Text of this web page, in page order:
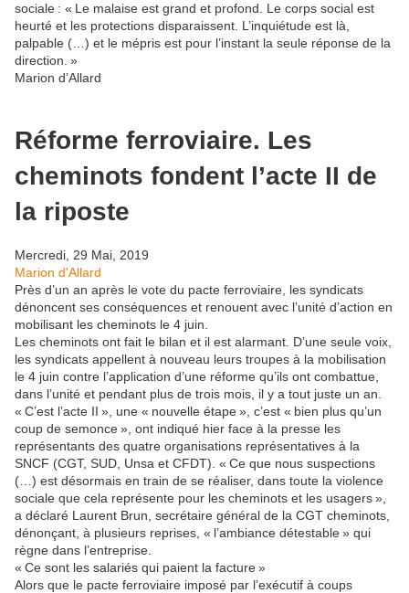
sociale : « Le malaise est grand et profond. Le corps social est
heurté et les protections disparaissent. L’inquiétude est là,
palpable (…) et le mépris est pour l’instant la seule réponse de la
direction. »
Marion d’Allard
Réforme ferroviaire. Les
cheminots fondent l’acte II de
la riposte
Mercredi, 29 Mai, 2019
Marion d'Allard
Près d’un an après le vote du pacte ferroviaire, les syndicats
dénoncent ses conséquences et renouent avec l’unité d’action en
mobilisant les cheminots le 4 juin.
Les cheminots ont fait le bilan et il est alarmant. D’une seule voix,
les syndicats appellent à nouveau leurs troupes à la mobilisation
le 4 juin contre l’application d’une réforme qu’ils ont combattue,
dans l’unité et pendant plus de trois mois, il y a tout juste un an.
« C’est l’acte II », une « nouvelle étape », c’est « bien plus qu’un
coup de semonce », ont indiqué hier face à la presse les
représentants des quatre organisations représentatives à la
SNCF (CGT, SUD, Unsa et CFDT). « Ce que nous suspections
(…) est désormais en train de se réaliser, dans toute la violence
sociale que cela représente pour les cheminots et les usagers »,
a déclaré Laurent Brun, secrétaire général de la CGT cheminots,
dénonçant, à plusieurs reprises, « l’ambiance détestable » qui
règne dans l’entreprise.
« Ce sont les salariés qui paient la facture »
Alors que le pacte ferroviaire imposé par l’exécutif à coups